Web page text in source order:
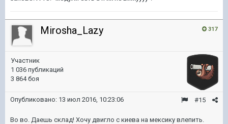
317
Mirosha_Lazy
Участник
1 036 публикаций
3 864 боя
#15
Опубликовано: 13 июл 2016, 10:23:06
Во во. Даешь склад! Хочу двигло с киева на мексику влепить.